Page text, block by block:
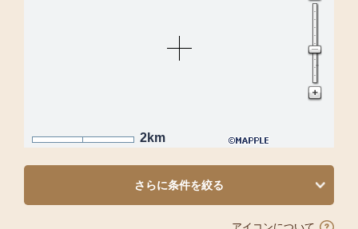
2km
さらに条件を絞る